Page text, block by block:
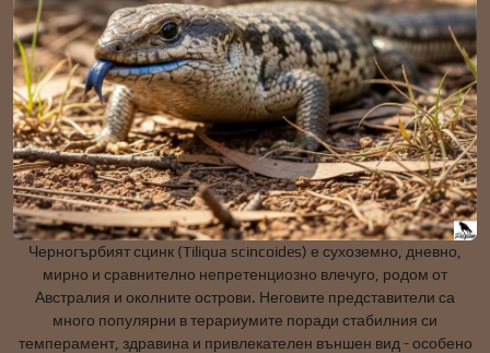
Черногърбият сцинк (Tiliqua scincoides) е сухоземно, дневно,
мирно и сравнително непретенциозно влечуго, родом от
Австралия и околните острови. Неговите представители са
много популярни в терариумите поради стабилния си
темперамент, здравина и привлекателен външен вид - особено